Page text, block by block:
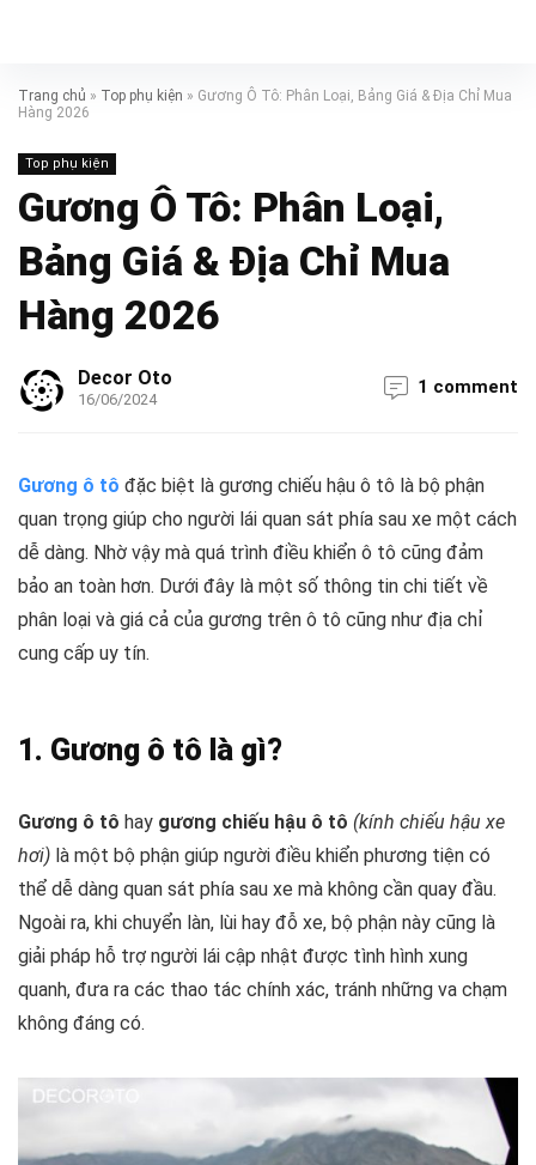
Trang chủ » Top phụ kiện » Gương Ô Tô: Phân Loại, Bảng Giá & Địa Chỉ Mua
Hàng 2026
Top phụ kiện
Gương Ô Tô: Phân Loại,
Bảng Giá & Địa Chỉ Mua
Hàng 2026
Decor Oto
16/06/2024
1 comment
Gương ô tô đặc biệt là gương chiếu hậu ô tô là bộ phận
quan trọng giúp cho người lái quan sát phía sau xe một cách
dễ dàng. Nhờ vậy mà quá trình điều khiển ô tô cũng đảm
bảo an toàn hơn. Dưới đây là một số thông tin chi tiết về
phân loại và giá cả của gương trên ô tô cũng như địa chỉ
cung cấp uy tín.
1. Gương ô tô là gì?
Gương ô tô hay gương chiếu hậu ô tô (kính chiếu hậu xe
hơi) là một bộ phận giúp người điều khiển phương tiện có
thể dễ dàng quan sát phía sau xe mà không cần quay đầu.
Ngoài ra, khi chuyển làn, lùi hay đỗ xe, bộ phận này cũng là
giải pháp hỗ trợ người lái cập nhật được tình hình xung
quanh, đưa ra các thao tác chính xác, tránh những va chạm
không đáng có.